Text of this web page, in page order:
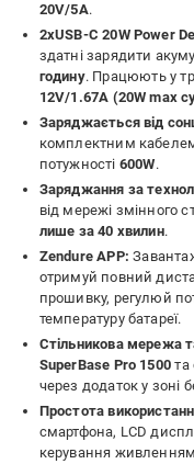
20V/5А.
2xUSB-C 20W Power
здатні зарядити
годину. Працюють у
12V/1.67A (20W max
Заряджається від
комплектним
потужності 600W.
Заряджання за
від мережі змінного
лише за 40 хвилин.
Zendure APP:
отримуй повний
прошивку, регулюй
температуру батареї.
Стільникова мережа
SuperBase Pro 1500та
через додаток у зоні
Простота
смартфона, LCD
керування